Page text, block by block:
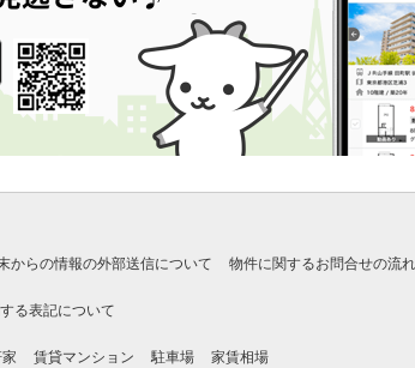
からの情報の外部送信について 物件に関するお問合せの流れ
る表記について
賃貸マンション 駐車場 家賃相場